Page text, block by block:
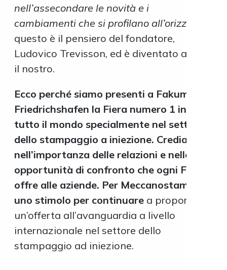
nell’assecondare le novità e i
cambiamenti che si profilano all’orizzonte”
questo è il pensiero del fondatore,
Ludovico Trevisson, ed è diventato anche
il nostro.
Ecco perché siamo presenti a Fakuma, a
Friedrichshafen la Fiera numero 1 in
tutto il mondo specialmente nel settore
dello stampaggio a iniezione. Crediamo
nell’importanza delle relazioni e nelle
opportunità di confronto che ogni Fiera
offre alle aziende. Per Meccanostampi è
uno stimolo per continuare a proporre
un’offerta all’avanguardia a livello
internazionale nel settore dello
stampaggio ad iniezione.